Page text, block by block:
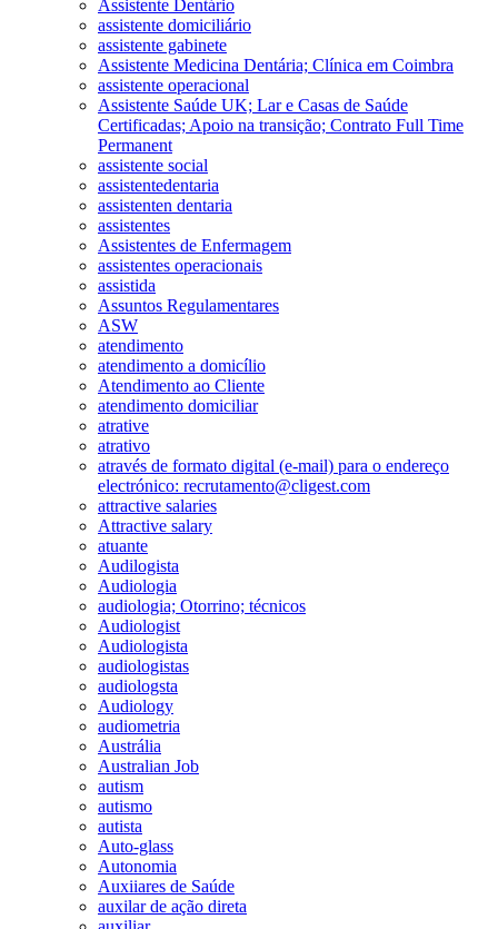
Assistente Dentário
assistente domiciliário
assistente gabinete
Assistente Medicina Dentária; Clínica em Coimbra
assistente operacional
Assistente Saúde UK; Lar e Casas de Saúde
Certificadas; Apoio na transição; Contrato Full Time
Permanent
assistente social
assistentedentaria
assistenten dentaria
assistentes
Assistentes de Enfermagem
assistentes operacionais
assistida
Assuntos Regulamentares
ASW
atendimento
atendimento a domicílio
Atendimento ao Cliente
atendimento domiciliar
atrative
atrativo
através de formato digital (e-mail) para o endereço
electrónico: recrutamento@cligest.com
attractive salaries
Attractive salary
atuante
Audilogista
Audiologia
audiologia; Otorrino; técnicos
Audiologist
Audiologista
audiologistas
audiologsta
Audiology
audiometria
Austrália
Australian Job
autism
autismo
autista
Auto-glass
Autonomia
Auxiiares de Saúde
auxilar de ação direta